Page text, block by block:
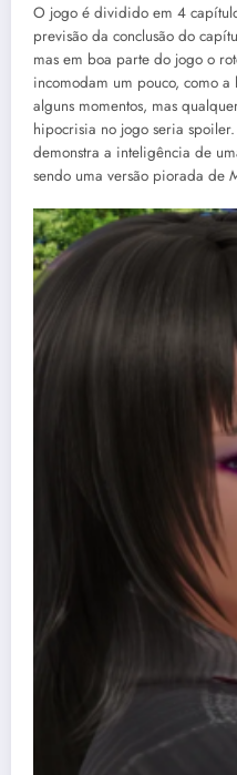
O jogo é dividido em 4
previsão da conclusão do
mas em boa parte do jogo o
incomodam um pouco, como
alguns momentos, mas
hipocrisia no jogo seria
demonstra a inteligência de
sendo uma versão piorada de